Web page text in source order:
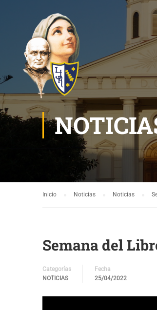
Inicio Noticias Noticias
Semana del
Categorías
NOTICIAS
Fecha
25/04/2022